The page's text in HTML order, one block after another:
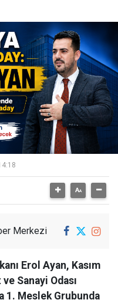
Merkezi
Erol Ayan, Kasım
Sanayi Odası
1. Meslek Grubunda